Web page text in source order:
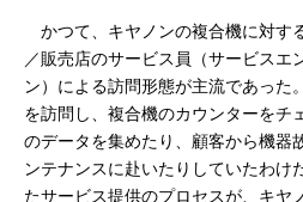
かつて、キヤノンの複合機に対す
／販売店のサービス員（サービスエ
ン）による訪問形態が主流であった
を訪問し、複合機のカウンターをチ
のデータを集めたり、顧客から機器
ンテナンスに赴いたりしていたわけ
たサービス提供のプロセスが、キヤ